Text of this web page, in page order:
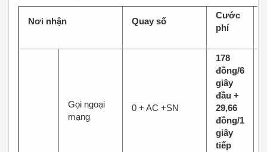
Nơi nhận Quay số
Cước
phí
Gọi ngoại
mạng
0 + AC +SN
178
đồng/6
giây
đầu +
29,66
đồng/1
giây
tiếp